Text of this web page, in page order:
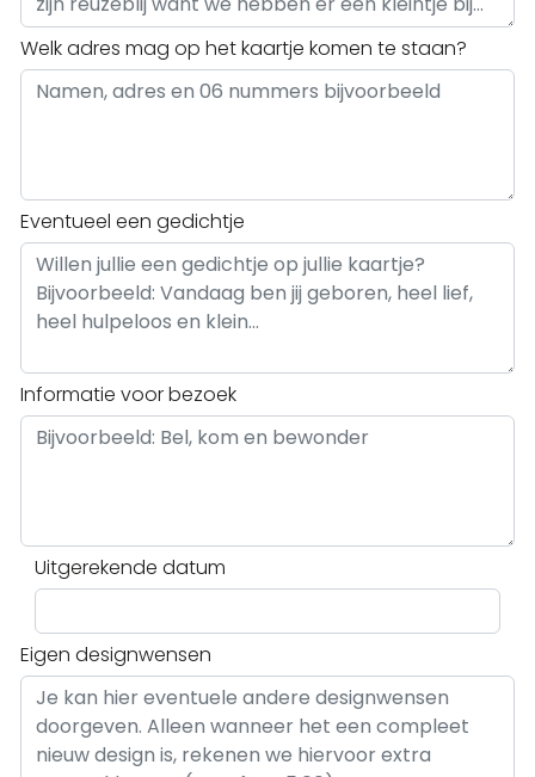
Welk adres mag op het kaartje komen te staan?
Eventueel een gedichtje
Informatie voor bezoek
Uitgerekende datum
Eigen designwensen